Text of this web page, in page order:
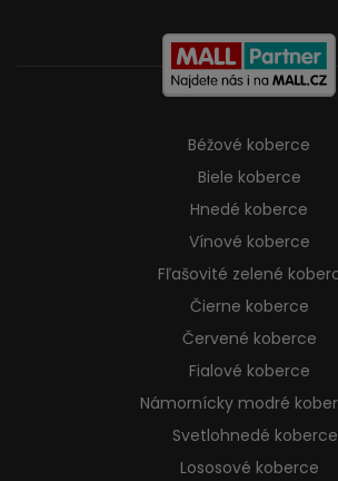
Béžové koberce
Biele koberce
Hnedé koberce
Vínové koberce
Fľašovité zelené
Čierne koberce
Červené koberce
Fialové koberce
Námornícky modré
Svetlohnedé koberce
Lososové koberce